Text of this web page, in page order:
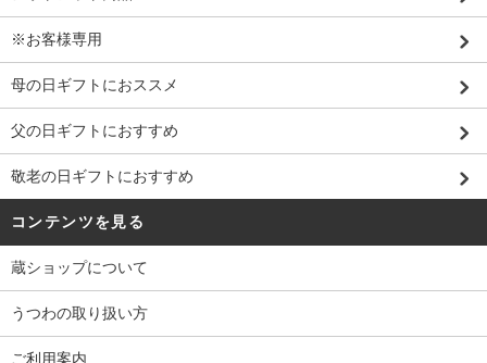
※お客様専用
母の日ギフトにおススメ
父の日ギフトにおすすめ
敬老の日ギフトにおすすめ
コンテンツを見る
蔵ショップについて
うつわの取り扱い方
ご利用案内